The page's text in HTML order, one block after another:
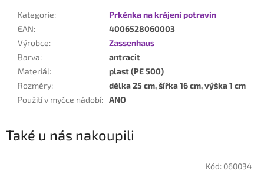
Kategorie:
Prkénka na krájení potravin
EAN:
4006528060003
Výrobce:
Zassenhaus
Barva:
antracit
Materiál:
plast (PE 500)
Rozměry:
délka 25 cm, šířka 16 cm, výška 1 cm
Použití v myčce nádobí: ANO
Také u nás nakoupili
Kód: 060034